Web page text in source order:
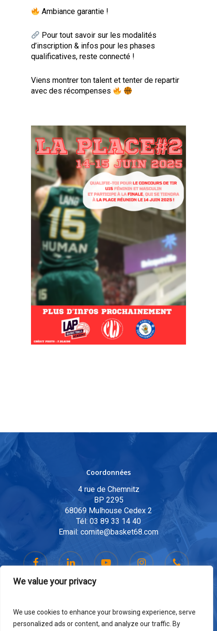
We value your privacy
We use cookies to enhance your browsing experience, serve
personalized ads or content, and analyze our traffic. By
Ambiance garantie !
Pour tout savoir sur les modalités
d’inscription & infos pour les phases
qualificatives, reste connecté !
Viens montrer ton talent et tenter de repartir
avec des récompenses
Coordonnées
4 rue de Chemnitz
BP 2295
68069 Mulhouse Cedex 2
Tél: 03 89 33 14 40
Email: comite@basket68.com